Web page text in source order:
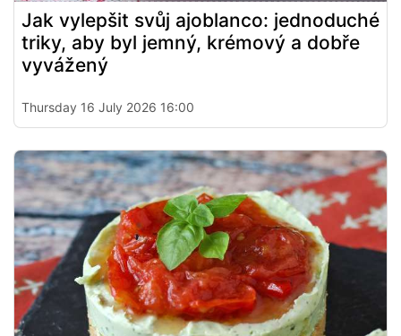
Jak vylepšit svůj ajoblanco: jednoduché
triky, aby byl jemný, krémový a dobře
vyvážený
Thursday 16 July 2026 16:00